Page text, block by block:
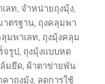
ลท, จำหน่ายถุงมุ้ง,
าตรฐาน, ถุงคลุมพา
มพาเลท, ถุงมุ้งคลุม
จรูป, ถุงมุ้งแบบหด
มยึด, ผ้าตาข่ายพัน
คาถุงมุ้ง, ลดการใช้